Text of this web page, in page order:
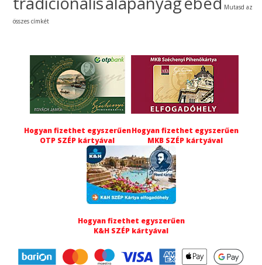
Mutasd az
összes címkét
Hogyan fizethet egyszerűen
OTP SZÉP kártyával
Hogyan fizethet egyszerűen
MKB SZÉP kártyával
Hogyan fizethet egyszerűen
K&H SZÉP kártyával